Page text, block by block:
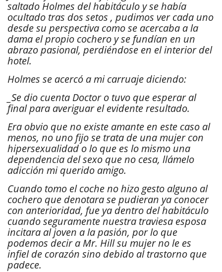
saltado Holmes del habitáculo y se había
ocultado tras dos setos , pudimos ver cada uno
desde su perspectiva como se acercaba a la
dama el propio cochero y se fundían en un
abrazo pasional, perdiéndose en el interior del
hotel.
Holmes se acercó a mi carruaje diciendo:
_Se dio cuenta Doctor o tuvo que esperar al
final para averiguar el evidente resultado.
Era obvio que no existe amante en este caso al
menos, no uno fijo se trata de una mujer con
hipersexualidad o lo que es lo mismo una
dependencia del sexo que no cesa, llámelo
adicción mi querido amigo.
Cuando tomo el coche no hizo gesto alguno al
cochero que denotara se pudieran ya conocer
con anterioridad, fue ya dentro del habitáculo
cuando seguramente nuestra traviesa esposa
incitara al joven a la pasión, por lo que
podemos decir a Mr. Hill su mujer no le es
infiel de corazón sino debido al trastorno que
padece.